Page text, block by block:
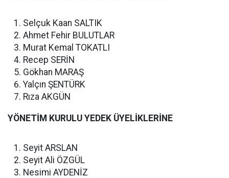
Selçuk Kaan SALTIK
Ahmet Fehir BULUTLAR
Murat Kemal TOKATLI
Recep SERİN
Gökhan MARAŞ
Yalçın ŞENTÜRK
Rıza AKGÜN
YÖNETİM KURULU YEDEK ÜYELİKLERİNE
Seyit ARSLAN
Seyit Ali ÖZGÜL
Nesimi AYDENİZ